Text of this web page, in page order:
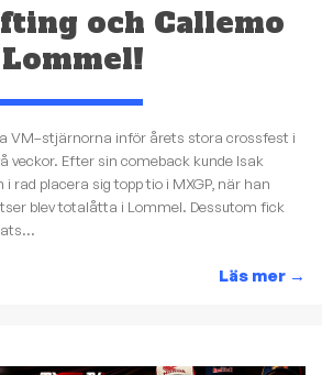
och Callemo
VM–stjärnorna inför årets stora crossfest i
veckor. Efter sin comeback kunde Isak
rad placera sig topp tio i MXGP, när han
blev totalåtta i Lommel. Dessutom fick
Läs mer →